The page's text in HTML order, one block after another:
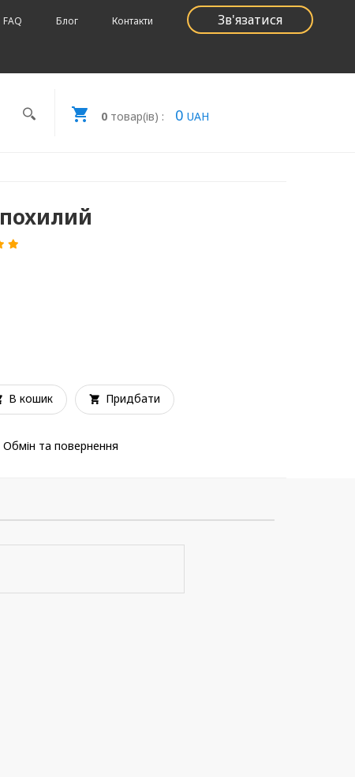
FAQ Блог Контакти Зв'язатися
0товар(ів) : 0 UAH
В кошик Придбати
Обмін та повернення